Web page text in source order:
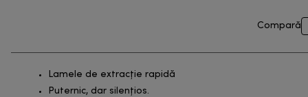
Compară
Lamele de extracție rapidă
Puternic, dar silențios.